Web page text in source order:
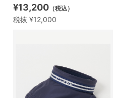
¥13,200 （税込）
税抜 ¥12,000